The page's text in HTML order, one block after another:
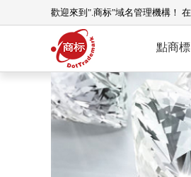
歡迎來到".商标"域名管理機構！
點商標